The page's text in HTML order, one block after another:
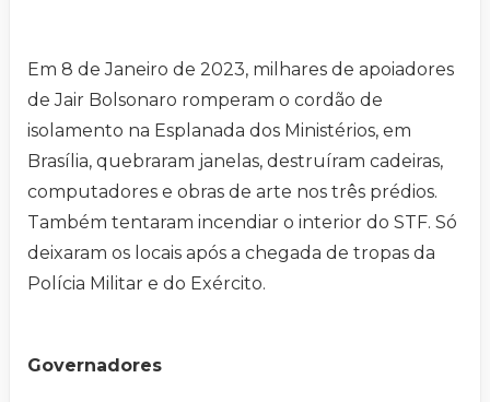
Em 8 de Janeiro de 2023, milhares de apoiadores
de Jair Bolsonaro romperam o cordão de
isolamento na Esplanada dos Ministérios, em
Brasília, quebraram janelas, destruíram cadeiras,
computadores e obras de arte nos três prédios.
Também tentaram incendiar o interior do STF. Só
deixaram os locais após a chegada de tropas da
Polícia Militar e do Exército.
Governadores